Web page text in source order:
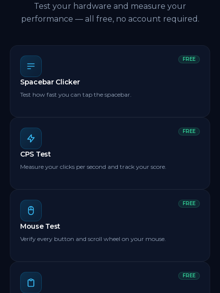
Test your hardware and measure your
performance — all free, no account required.
FREE
Spacebar Clicker
Test how fast you can tap the spacebar.
FREE
CPS Test
Measure your clicks per second and track your score.
FREE
Mouse Test
Verify every button and scroll wheel on your mouse.
FREE